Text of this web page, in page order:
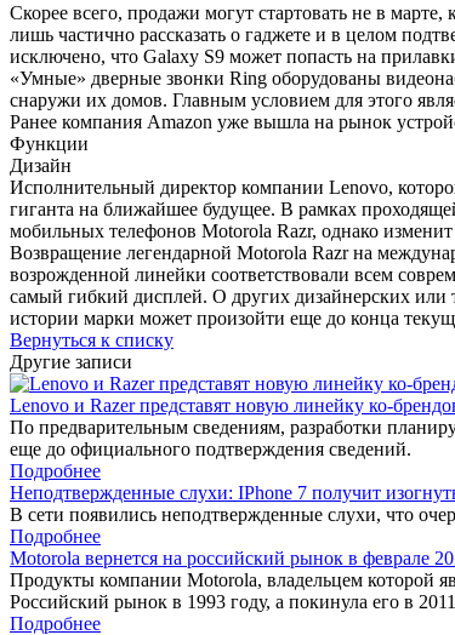
Скорее всего, продажи могут стартовать не в
лишь частично рассказать о гаджете и в целом
исключено, что Galaxy S9 может попасть на
«Умные» дверные звонки Ring оборудованы
снаружи их домов. Главным условием для этого
Ранее компания Amazon уже вышла на рынок
Функции
Дизайн
Исполнительный директор компании Lenovo,
гиганта на ближайшее будущее. В рамках
мобильных телефонов Motorola Razr, однако
Возвращение легендарной Motorola Razr на
возрожденной линейки соответствовали всем
самый гибкий дисплей. О других дизайнерских или
истории марки может произойти еще до конца
Вернуться к списку
Другие записи
Lenovo и Razer представят новую линейку ко-
По предварительным сведениям, разработки
еще до официального подтверждения сведений.
Подробнее
Неподтвержденные слухи: IPhone 7 получит
В сети появились неподтвержденные слухи, что
Подробнее
Motorola вернется на российский рынок в феврале
Продукты компании Motorola, владельцем которой
Российский рынок в 1993 году, а покинула его в
Подробнее